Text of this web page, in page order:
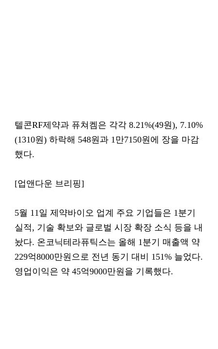
텔콘RF제약과 퓨쳐켐은 각각 8.21%(49원), 7.10%
(1310원) 하락해 548원과 1만7150원에 장을 마감
했다.
[업앤다운 브리핑]
5월 11일 제약바이오 업계 주요 기업들은 1분기
실적, 기술 확보와 글로벌 시장 확장 소식 등을 내
놨다. 온코닉테라퓨틱스는 올해 1분기 매출액 약
229억8000만원으로 전년 동기 대비 151% 늘었다.
영업이익은 약 45억9000만원을 기록했다.